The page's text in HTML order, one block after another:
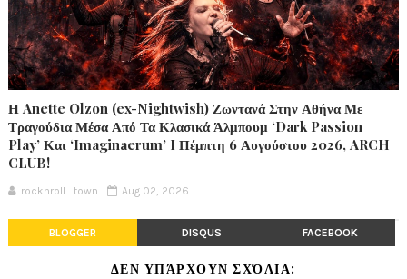
Η Anette Olzon (ex-Nightwish) Ζωντανά Στην Αθήνα Με
Τραγούδια Μέσα Από Τα Κλασικά Άλμπουμ ‘Dark Passion
Play’ Και ‘Imaginaerum’ I Πέμπτη 6 Αυγούστου 2026, ARCH
CLUB!
rocknroll_town Aug 02, 2026
BLOGGER DISQUS FACEBOOK
ΔΕΝ ΥΠΆΡΧΟΥΝ ΣΧΌΛΙΑ: